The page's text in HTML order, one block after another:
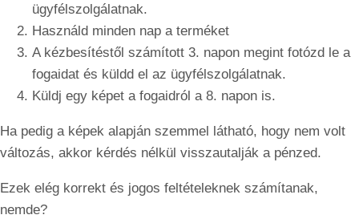
ügyfélszolgálatnak.
Használd minden nap a terméket
A kézbesítéstől számított 3. napon megint fotózd le a
fogaidat és küldd el az ügyfélszolgálatnak.
Küldj egy képet a fogaidról a 8. napon is.
Ha pedig a képek alapján szemmel látható, hogy nem volt
változás, akkor kérdés nélkül visszautalják a pénzed.
Ezek elég korrekt és jogos feltételeknek számítanak,
nemde?